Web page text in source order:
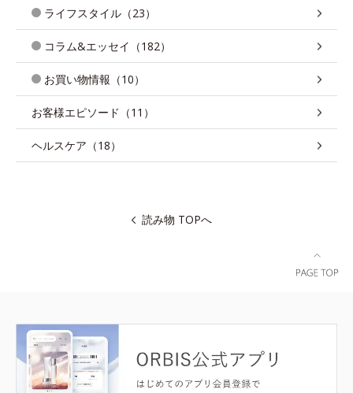
ライフスタイル（23）
コラム&エッセイ（182）
お買い物情報（10）
お客様エピソード（11）
ヘルスケア（18）
読み物 TOPへ